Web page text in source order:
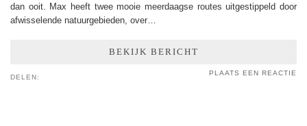
dan ooit. Max heeft twee mooie meerdaagse routes uitgestippeld door
afwisselende natuurgebieden, over…
BEKIJK BERICHT
DELEN:
PLAATS EEN REACTIE